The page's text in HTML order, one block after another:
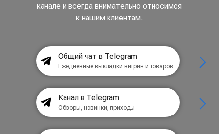
канале и всегда внимательно относимся
к нашим клиентам.
Общий чат в Telegram
Ежедневные выкладки витрин и товаров
Канал в Telegram
Обзоры, новинки, приходы